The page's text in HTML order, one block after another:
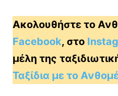
Ακολουθήστε το
Facebook, στο
μέλη της
Ταξίδια με το